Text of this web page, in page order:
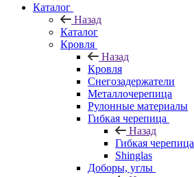
Каталог
Назад
Каталог
Кровля
Назад
Кровля
Снегозадержатели
Металлочерепица
Рулонные материалы
Гибкая черепица
Назад
Гибкая черепица
Shinglas
Доборы, углы